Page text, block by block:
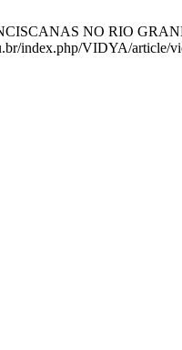
NO RIO
index.php/VIDYA/article/